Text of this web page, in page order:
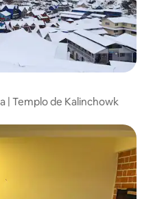
| Templo de Kalinchowk